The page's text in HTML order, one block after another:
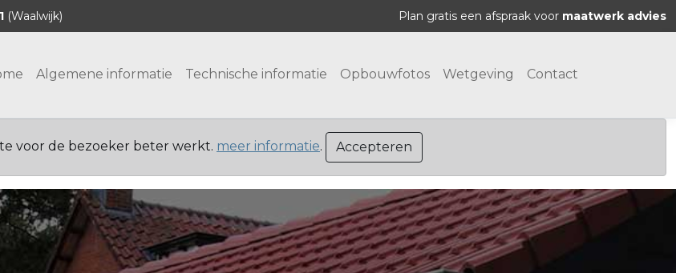
(Waalwijk) Plan gratis een afspraak voor maatwerk advies
Algemene informatie Technische informatie Opbouwfotos Wetgeving Contact
voor de bezoeker beter werkt. meer informatie. Accepteren